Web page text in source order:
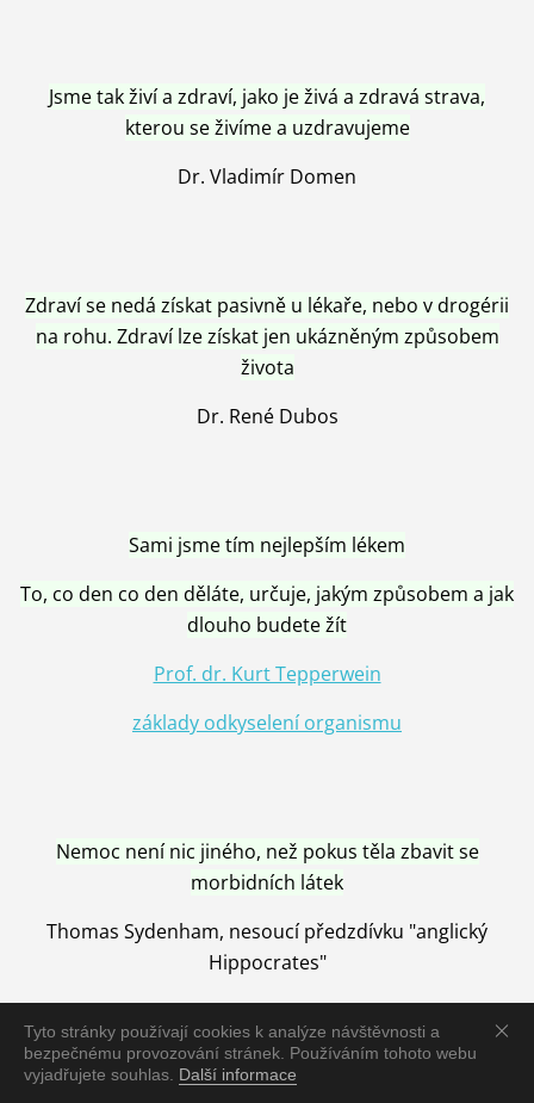
Tyto stránky používají cookies k analýze návštěvnosti a
bezpečnému provozování stránek. Používáním tohoto webu
vyjadřujete souhlas. Další informace
Jsme tak živí a zdraví, jako je živá a zdravá strava,
kterou se živíme a uzdravujeme
Dr. Vladimír Domen
Zdraví se nedá získat pasivně u lékaře, nebo v drogérii
na rohu. Zdraví lze získat jen ukázněným způsobem
života
Dr. René Dubos
Sami jsme tím nejlepším lékem
To, co den co den děláte, určuje, jakým způsobem a jak
dlouho budete žít
Prof. dr. Kurt Tepperwein
základy odkyselení organismu
Nemoc není nic jiného, než pokus těla zbavit se
morbidních látek
Thomas Sydenham, nesoucí předzdívku "anglický
Hippocrates"
Nemoc je vyléčena jen pomocí Přírody, neutralizací a